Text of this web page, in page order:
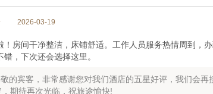
2026-03-19
！房间干净整洁，床铺舒适。工作人员服务热情周到，
，下次还会选择这里。
的宾客，非常感谢您对我们酒店的五星好评，我们会
期待再次光临，祝旅途愉快!